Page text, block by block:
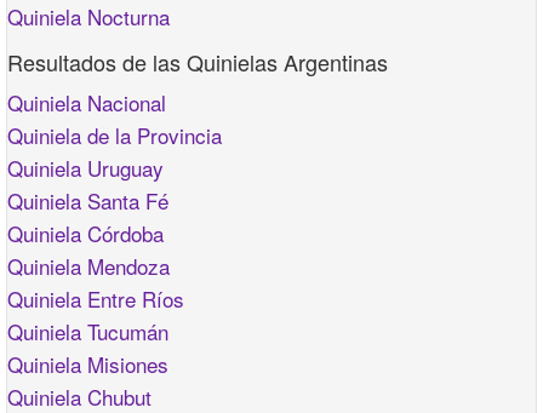
Quiniela Nocturna
Resultados de las Quinielas Argentinas
Quiniela Nacional
Quiniela de la Provincia
Quiniela Uruguay
Quiniela Santa Fé
Quiniela Córdoba
Quiniela Mendoza
Quiniela Entre Ríos
Quiniela Tucumán
Quiniela Misiones
Quiniela Chubut